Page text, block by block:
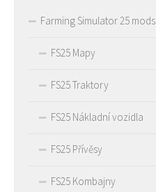
Farming Simulator 25 mods
FS25 Mapy
FS25 Traktory
FS25 Nákladní vozidla
FS25 Přívěsy
FS25 Kombajny